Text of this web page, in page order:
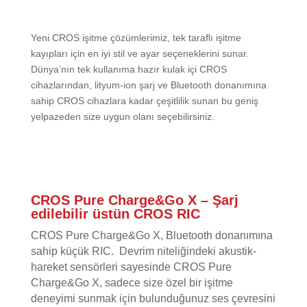
Yeni CROS işitme çözümlerimiz, tek taraflı işitme
kayıpları için en iyi stil ve ayar seçeneklerini sunar.
Dünya’nın tek kullanıma hazır kulak içi CROS
cihazlarından, lityum-ion şarj ve Bluetooth donanımına
sahip CROS cihazlara kadar çeşitlilik sunan bu geniş
yelpazeden size uygun olanı seçebilirsiniz.
CROS Pure Charge&Go X – Şarj
edilebilir üstün CROS RIC
CROS Pure Charge&Go X, Bluetooth donanımına
sahip küçük RIC. Devrim niteliğindeki akustik-
hareket sensörleri sayesinde CROS Pure
Charge&Go X, sadece size özel bir işitme
deneyimi sunmak için bulunduğunuz ses çevresini